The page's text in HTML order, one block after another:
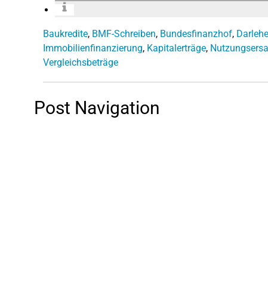
Baukredite, BMF-Schreiben, Bundesfinanzhof,
Immobilienfinanzierung, Kapitalerträge,
Vergleichsbeträge
Post Navigation